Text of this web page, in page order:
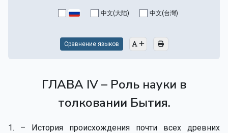
中文(大陆) 中文(台灣)
Сравнение языков
ГЛАВА IV – Роль науки в
толковании Бытия.
1. – История происхождения почти всех древних